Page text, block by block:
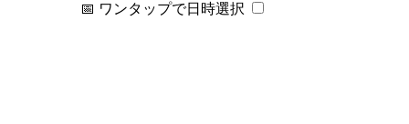
📅 ワンタップで日時選択